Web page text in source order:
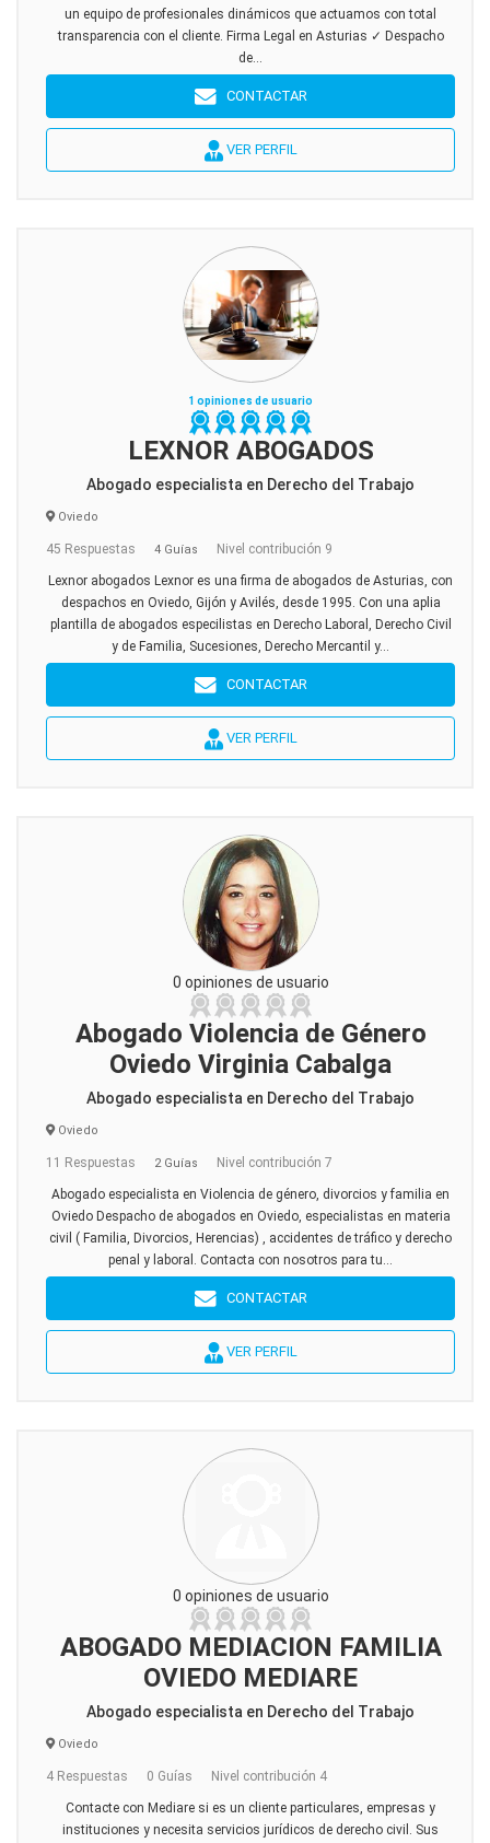
un equipo de profesionales dinámicos que actuamos con total
transparencia con el cliente. Firma Legal en Asturias ✓ Despacho
de...
CONTACTAR
VER PERFIL
1 opiniones de usuario
LEXNOR ABOGADOS
Abogado especialista en Derecho del Trabajo
Oviedo
45 Respuestas 4 Guías Nivel contribución 9
Lexnor abogados Lexnor es una firma de abogados de Asturias, con
despachos en Oviedo, Gijón y Avilés, desde 1995. Con una aplia
plantilla de abogados especilistas en Derecho Laboral, Derecho Civil
y de Familia, Sucesiones, Derecho Mercantil y...
CONTACTAR
VER PERFIL
0 opiniones de usuario
Abogado Violencia de Género
Oviedo Virginia Cabalga
Abogado especialista en Derecho del Trabajo
Oviedo
11 Respuestas 2 Guías Nivel contribución 7
Abogado especialista en Violencia de género, divorcios y familia en
Oviedo Despacho de abogados en Oviedo, especialistas en materia
civil ( Familia, Divorcios, Herencias) , accidentes de tráfico y derecho
penal y laboral. Contacta con nosotros para tu...
CONTACTAR
VER PERFIL
0 opiniones de usuario
ABOGADO MEDIACION FAMILIA
OVIEDO MEDIARE
Abogado especialista en Derecho del Trabajo
Oviedo
4 Respuestas 0 Guías Nivel contribución 4
Contacte con Mediare si es un cliente particulares, empresas y
instituciones y necesita servicios jurídicos de derecho civil. Sus